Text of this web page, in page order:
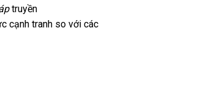
truyền
cạnh tranh so với các